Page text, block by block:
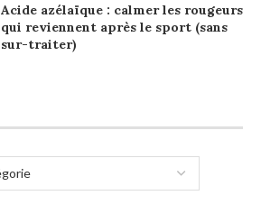
Acide azélaïque : calmer les rougeurs
qui reviennent après le sport (sans
sur-traiter)